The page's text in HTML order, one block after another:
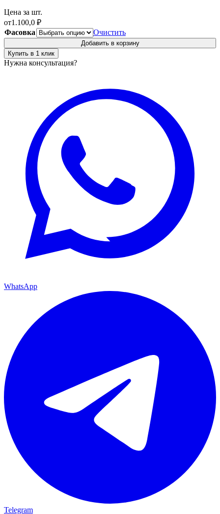
Цена за шт.
от1.100,0 ₽
Фасовка
Очистить
Добавить в корзину
Купить в 1 клик
Нужна консультация?
WhatsApp
Telegram